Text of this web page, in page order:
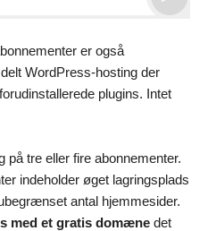
er også
WordPress-hosting der
plugins. Intet
tre eller fire abonnementer.
indeholder øget lagringsplads
antal hjemmesider.
med et gratis domæne det